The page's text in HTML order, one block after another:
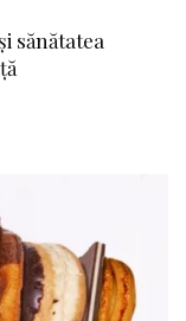
sănătatea